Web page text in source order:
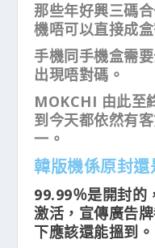
那些年好興三碼
機唔可以直接成盒
手機同手機盒需
出現唔對碼。
MOKCHI 由此至
到今天都依然有
一。
韓版機係原封還
99.99％是開封的
激活，宣傳廣告
下應該還能搵到。